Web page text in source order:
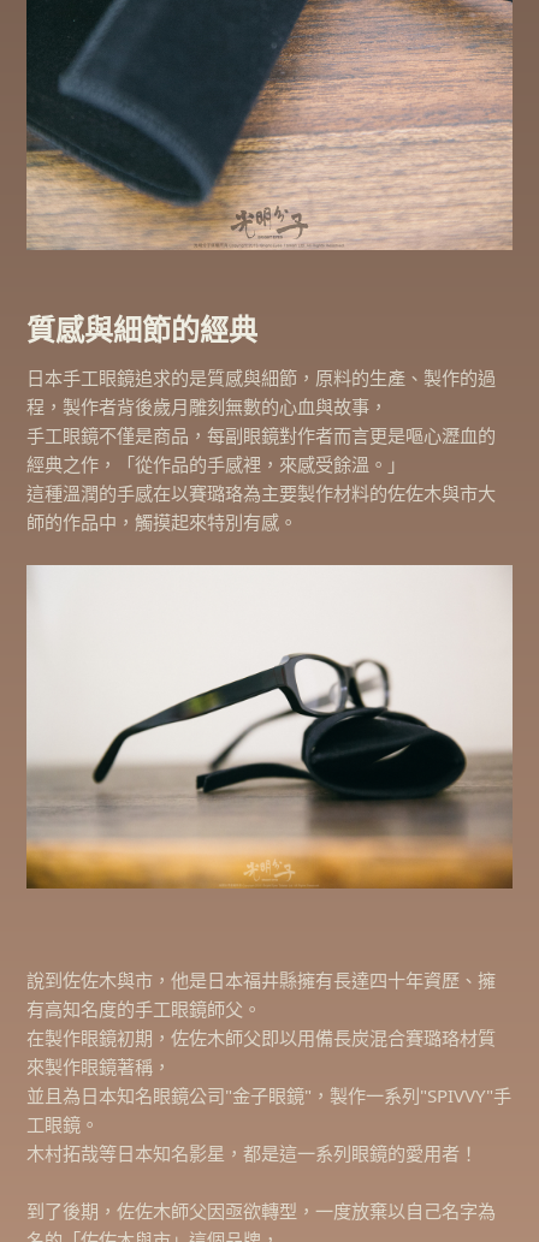
質感與細節的經典
日本手工眼鏡追求的是質感與細節，原料的生產、製作的過
程，製作者背後歲月雕刻無數的心血與故事，
手工眼鏡不僅是商品，每副眼鏡對作者而言更是嘔心瀝血的
經典之作，「從作品的手感裡，來感受餘溫。」
這種溫潤的手感在以賽璐珞為主要製作材料的佐佐木與市大
師的作品中，觸摸起來特別有感。
說到佐佐木與市，他是日本福井縣擁有長達四十年資歷、擁
有高知名度的手工眼鏡師父。
在製作眼鏡初期，佐佐木師父即以用備長炭混合賽璐珞材質
來製作眼鏡著稱，
並且為日本知名眼鏡公司"金子眼鏡"，製作一系列"SPIVVY"手
工眼鏡。
木村拓哉等日本知名影星，都是這一系列眼鏡的愛用者！
到了後期，佐佐木師父因亟欲轉型，一度放棄以自己名字為